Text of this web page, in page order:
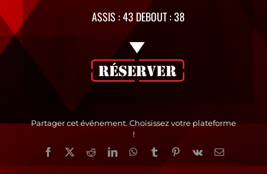
ASSIS : 43 DEBOUT : 38
Partager cet événement. Choisissez votre plateforme
!
Facebook
X RedditLinkedInWhatsApp
TumblrPinterest
Vk Email